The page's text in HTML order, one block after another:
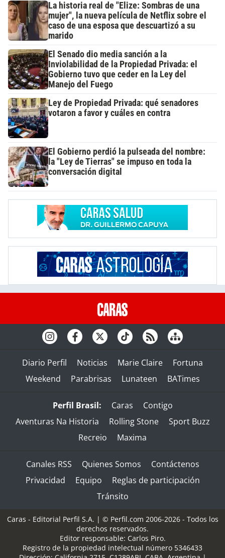
La historia real de "Elize: Sombras de una
mujer", la nueva película de Netflix sobre el
caso de una esposa que descuartizó a su
marido
El Senado dio media sanción a la
Inviolabilidad de la Propiedad Privada: el
Gobierno tuvo que ceder en la Ley del
Manejo del Fuego
Ley de Propiedad Privada: qué senadores
votaron a favor y cuáles en contra
El Gobierno perdió la pulseada del nombre:
la "Ley de Tierras" se impuso en toda la
conversación digital
Diario Perfil Noticias Marie Claire
Fortuna
Weekend
Parabrisas Lunateen BATimes
Perfil Brasil: Caras
Contigo
Aventuras Na Historia
Rolling Stone
Sport Buzz
Recreio
Maxima
Canales RSS Quienes Somos
Contáctenos
Privacidad
Equipo
Reglas de participación
Tránsito
Caras - Editorial Perfil S.A. | © Perfil.com 2006-2026 - Todos los
derechos reservados.
Editor responsable: Carlos Piro.
Registro de la propiedad intelectual número 5346433